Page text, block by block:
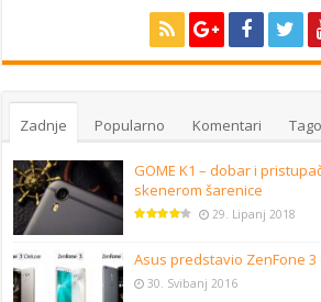
Zadnje Popularno Komentari
GOME K1 – dobar i
skenerom šarenice
29. Lipanj 2018
Asus predstavio ZenFone 3
30. Svibanj 2016